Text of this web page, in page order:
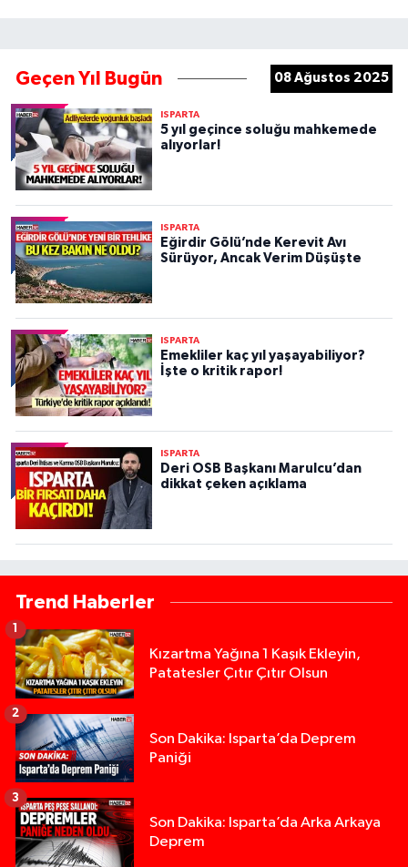
Geçen Yıl Bugün 08 Ağustos 2025
ISPARTA
5 yıl geçince soluğu mahkemede
alıyorlar!
ISPARTA
Eğirdir Gölü’nde Kerevit Avı
Sürüyor, Ancak Verim Düşüşte
ISPARTA
Emekliler kaç yıl yaşayabiliyor?
İşte o kritik rapor!
ISPARTA
Deri OSB Başkanı Marulcu’dan
dikkat çeken açıklama
Trend Haberler
Kızartma Yağına 1 Kaşık Ekleyin,
Patatesler Çıtır Çıtır Olsun
1
Son Dakika: Isparta’da Deprem
Paniği
2
Son Dakika: Isparta’da Arka Arkaya
Deprem
3